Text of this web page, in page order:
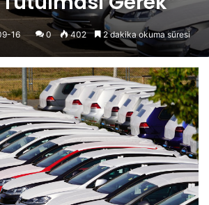
16 0 402 2 dakika okuma süresi